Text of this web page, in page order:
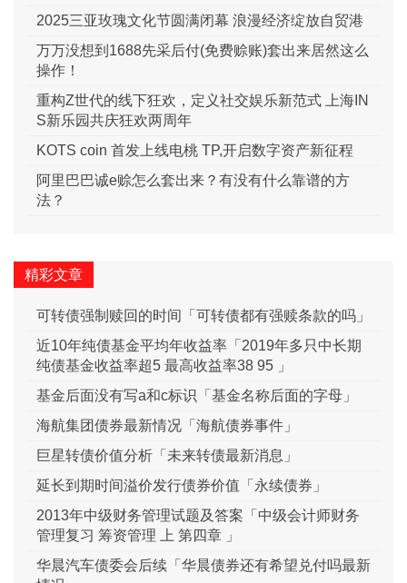
2025三亚玫瑰文化节圆满闭幕 浪漫经济绽放自贸港
万万没想到1688先采后付(免费赊账)套出来居然这么
操作！
重构Z世代的线下狂欢，定义社交娱乐新范式 上海IN
S新乐园共庆狂欢两周年
KOTS coin 首发上线电桃 TP,开启数字资产新征程
阿里巴巴诚e赊怎么套出来？有没有什么靠谱的方
法？
精彩文章
可转债强制赎回的时间「可转债都有强赎条款的吗」
近10年纯债基金平均年收益率「2019年多只中长期
纯债基金收益率超5 最高收益率38 95 」
基金后面没有写a和c标识「基金名称后面的字母」
海航集团债券最新情况「海航债券事件」
巨星转债价值分析「未来转债最新消息」
延长到期时间溢价发行债券价值「永续债券」
2013年中级财务管理试题及答案「中级会计师财务
管理复习 筹资管理 上 第四章 」
华晨汽车债委会后续「华晨债券还有希望兑付吗最新